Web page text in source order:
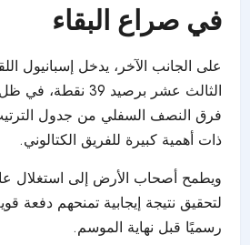
في صراع البقاء
على الجانب الآخر، يدخل إسبانيول
الثالث عشر برصيد 39
فرق النصف السفلي من جدول
ذات أهمية كبيرة للفريق الكتالوني.
ويطمح أصحاب الأرض إلى استغلال
لتحقيق نتيجة إيجابية تمنحهم دفعة
رسميًا قبل نهاية الموسم.